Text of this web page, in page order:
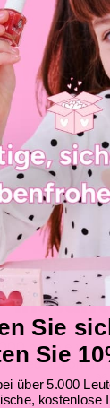
people who
publish! 🎁
Sie
Sie
über 5.000
kostenlose